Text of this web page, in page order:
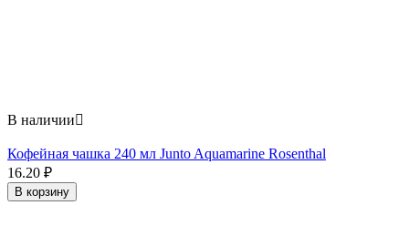
В наличии
Кофейная чашка 240 мл Junto Aquamarine Rosenthal
16.20 ₽
В корзину